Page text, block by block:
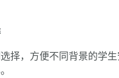
，方便不同背景的学生